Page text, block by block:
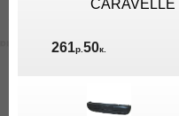
CARAVELLE
261р. 50к.